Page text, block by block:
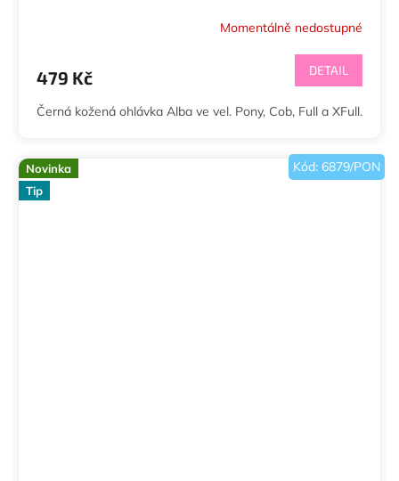
Momentálně nedostupné
479 Kč DETAIL
Černá kožená ohlávka Alba ve vel. Pony, Cob, Full a XFull.
Novinka
Tip
Kód: 6879/PON